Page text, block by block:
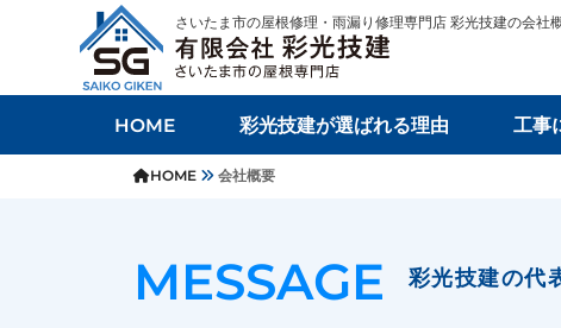
さいたま市の屋根修理・雨漏り修理専門店 彩光技建の会社
HOME 彩光技建が選ばれる理由 工事
HOME 会社概要
MESSAGE 彩光技建の代